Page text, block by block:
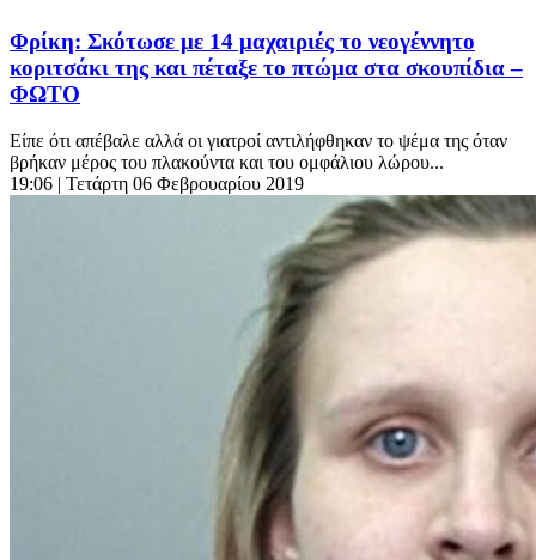
Φρίκη: Σκότωσε με 14 μαχαιριές το νεογέννητο
κοριτσάκι της και πέταξε το πτώμα στα σκουπίδια –
ΦΩΤΟ
Είπε ότι απέβαλε αλλά οι γιατροί αντιλήφθηκαν το ψέμα της όταν
βρήκαν μέρος του πλακούντα και του ομφάλιου λώρου...
19:06 | Τετάρτη 06 Φεβρουαρίου 2019